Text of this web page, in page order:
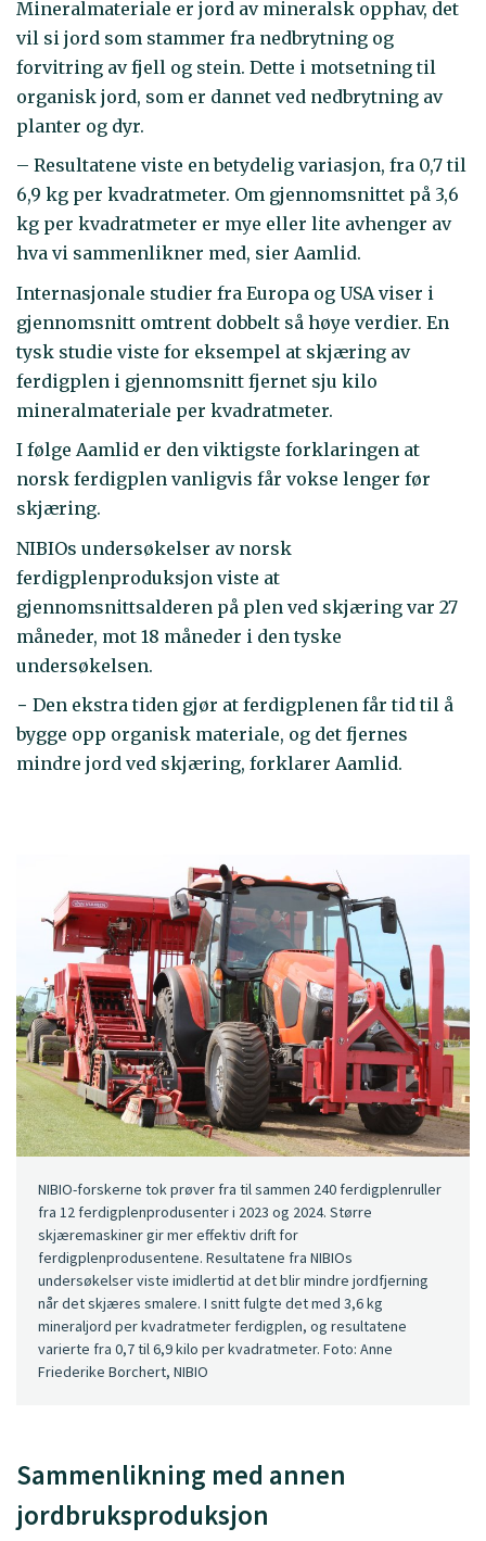
Mineralmateriale er jord av mineralsk opphav, det
vil si jord som stammer fra nedbrytning og
forvitring av fjell og stein. Dette i motsetning til
organisk jord, som er dannet ved nedbrytning av
planter og dyr.
– Resultatene viste en betydelig variasjon, fra 0,7 til
6,9 kg per kvadratmeter. Om gjennomsnittet på 3,6
kg per kvadratmeter er mye eller lite avhenger av
hva vi sammenlikner med, sier Aamlid.
Internasjonale studier fra Europa og USA viser i
gjennomsnitt omtrent dobbelt så høye verdier. En
tysk studie viste for eksempel at skjæring av
ferdigplen i gjennomsnitt fjernet sju kilo
mineralmateriale per kvadratmeter.
I følge Aamlid er den viktigste forklaringen at
norsk ferdigplen vanligvis får vokse lenger før
skjæring.
NIBIOs undersøkelser av norsk
ferdigplenproduksjon viste at
gjennomsnittsalderen på plen ved skjæring var 27
måneder, mot 18 måneder i den tyske
undersøkelsen.
− Den ekstra tiden gjør at ferdigplenen får tid til å
bygge opp organisk materiale, og det fjernes
mindre jord ved skjæring, forklarer Aamlid.
NIBIO-forskerne tok prøver fra til sammen 240 ferdigplenruller
fra 12 ferdigplenprodusenter i 2023 og 2024. Større
skjæremaskiner gir mer effektiv drift for
ferdigplenprodusentene. Resultatene fra NIBIOs
undersøkelser viste imidlertid at det blir mindre jordfjerning
når det skjæres smalere. I snitt fulgte det med 3,6 kg
mineraljord per kvadratmeter ferdigplen, og resultatene
varierte fra 0,7 til 6,9 kilo per kvadratmeter. Foto: Anne
Friederike Borchert, NIBIO
Sammenlikning med annen
jordbruksproduksjon